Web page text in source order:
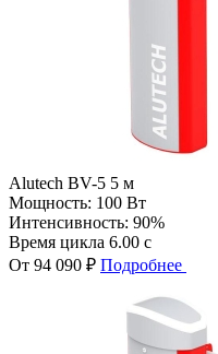
Alutech BV-5 5 м
Мощность: 100 Вт
Интенсивность: 90%
Время цикла 6.00 с
От 94 090 ₽ Подробнее